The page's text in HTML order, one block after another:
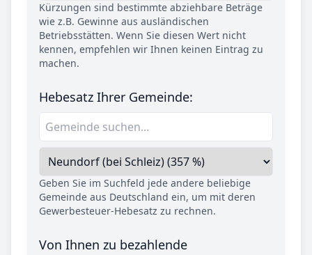
Kürzungen sind bestimmte abziehbare Beträge
wie z.B. Gewinne aus ausländischen
Betriebsstätten. Wenn Sie diesen Wert nicht
kennen, empfehlen wir Ihnen keinen Eintrag zu
machen.
Hebesatz Ihrer Gemeinde:
Geben Sie im Suchfeld jede andere beliebige
Gemeinde aus Deutschland ein, um mit deren
Gewerbesteuer-Hebesatz zu rechnen.
Von Ihnen zu bezahlende